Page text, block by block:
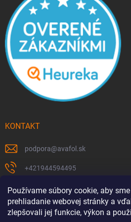
Používame súbory cookie, aby
prehliadanie webovej stránky a
zlepšovali jej funkcie, výkon a
KONTAKT
podpora@avafol.sk
+421944594495
https://www.facebook.com/p/
avafol.sk/